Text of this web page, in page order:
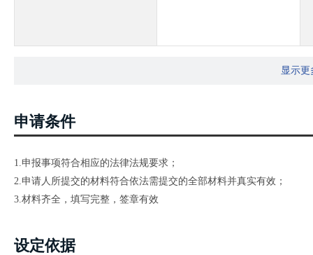
显示更
申请条件
1.申报事项符合相应的法律法规要求；
2.申请人所提交的材料符合依法需提交的全部材料并真实有效；
3.材料齐全，填写完整，签章有效
设定依据